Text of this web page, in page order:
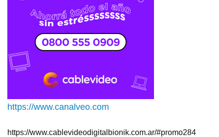
https://www.canalveo.com
https://www.cablevideodigitalbionik.com.ar/#promo284